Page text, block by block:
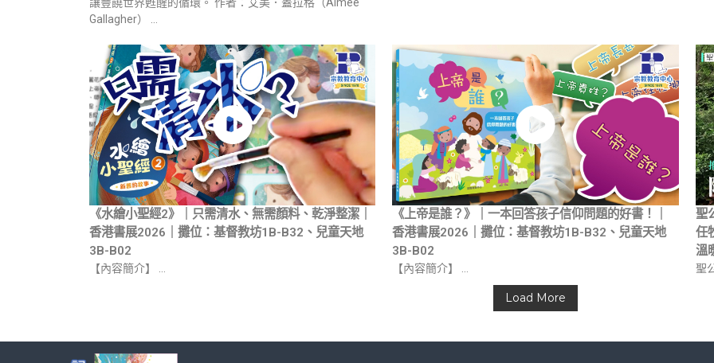
Gallagher） …
《水繪小聖經2》｜只需清水、無需顏料、乾淨整潔｜
香港書展2026｜攤位：基督教坊1B-B32、兒童天地
3B-B02
【內容簡介】 …
《上帝是誰？》｜一本回答孩子信仰問題的好書！｜
香港書展2026｜攤位：基督教坊1B-B32、兒童天地
3B-B02
【內容簡介】 …
聖
任
溫
聖
Load More